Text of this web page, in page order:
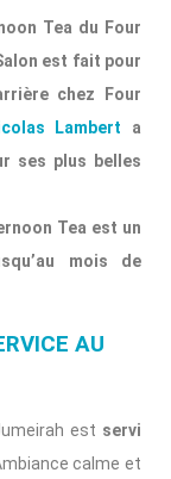
Tea du Four
est fait pour
chez Four
Lambert a
ses plus belles
Tea est un
mois de
AU
est servi
calme et